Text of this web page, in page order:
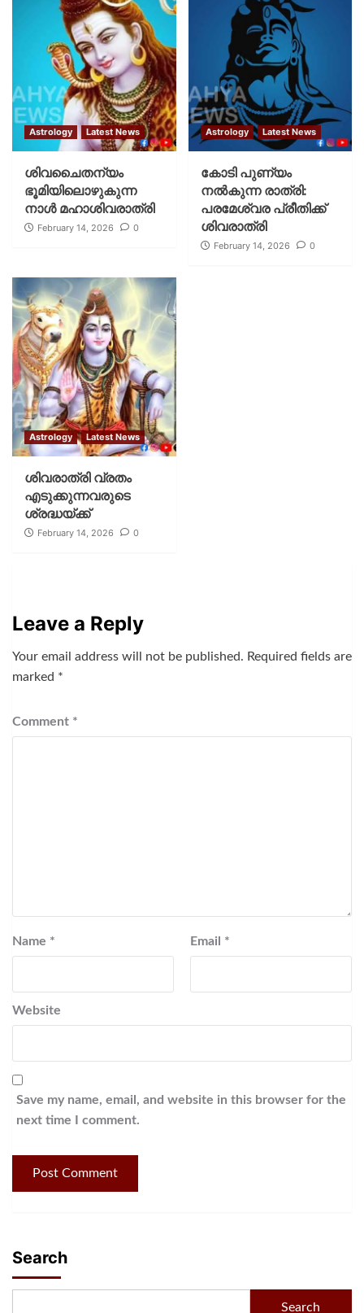
Astrology Latest News
ശിവചൈതന്യം
ഭൂമിയിലൊഴുകുന്ന
നാള്‍ മഹാശിവരാത്രി
February 14, 2026 0
Astrology Latest News
കോടി പുണ്യം
നല്‍കുന്ന രാത്രി:
പരമേശ്വര പ്രീതിക്ക്
ശിവരാത്രി
February 14, 2026 0
Astrology Latest News
ശിവരാത്രി വ്രതം
എടുക്കുന്നവരുടെ
ശ്രദ്ധയ്ക്ക്
February 14, 2026 0
Leave a Reply
Your email address will not be published. Required fields are
marked *
Comment *
Name * Email *
Website
Save my name, email, and website in this browser for the
next time I comment.
Search
Search